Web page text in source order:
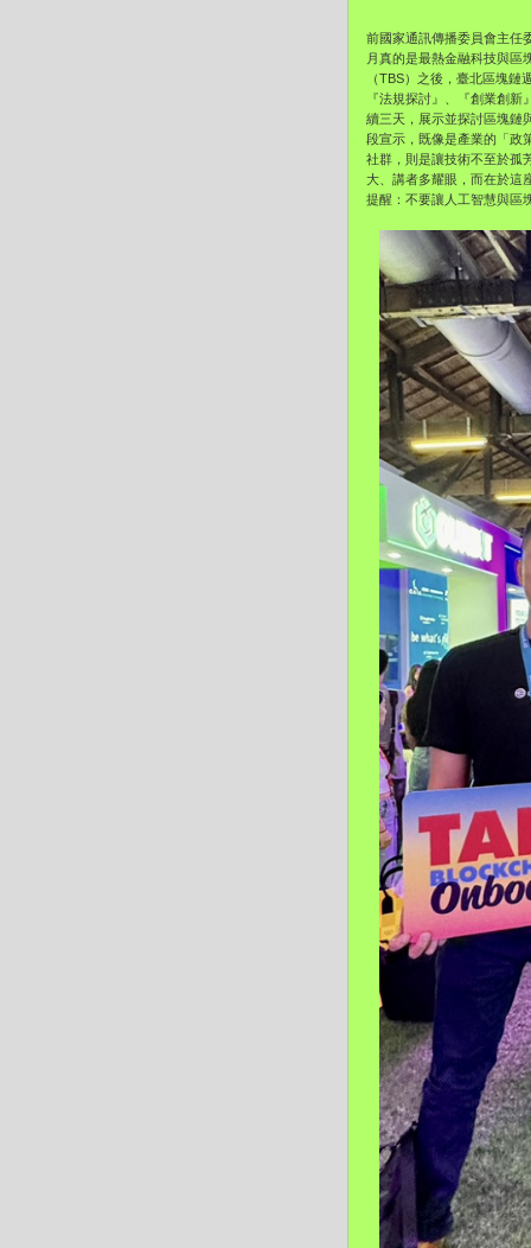
前國家通訊傳播委員會主任
月真的是最熱金融科技與區
（TBS）之後，臺北區塊
『法規探討』、『創業創
續三天，展示並探討區塊鏈
段宣示，既像是產業的「政
社群，則是讓技術不至於孤
大、講者多耀眼，而在於這
提醒：不要讓人工智慧與區